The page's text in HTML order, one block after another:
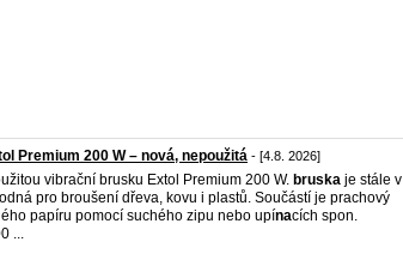
Premium 200 W – nová, nepoužitá - [4.8. 2026]
vibrační brusku Extol Premium 200 W. bruska je stále v
pro broušení dřeva, kovu i plastů. Součástí je prachový
papíru pomocí suchého zipu nebo upínacích spon.
...